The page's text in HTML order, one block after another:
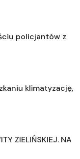
policjantów z
klimatyzację,
ZIELIŃSKIEJ. NA